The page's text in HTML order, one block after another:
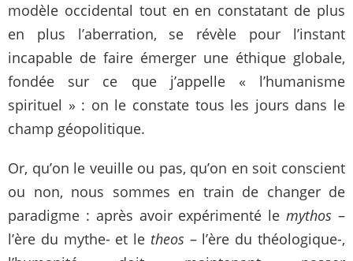
modèle occidental tout en en constatant de plus
en plus l’aberration, se révèle pour l’instant
incapable de faire émerger une éthique globale,
fondée sur ce que j’appelle « l’humanisme
spirituel » : on le constate tous les jours dans le
champ géopolitique.
Or, qu’on le veuille ou pas, qu’on en soit conscient
ou non, nous sommes en train de changer de
paradigme : après avoir expérimenté lemythos–
l’ère du mythe- et le theos– l’ère du théologique-,